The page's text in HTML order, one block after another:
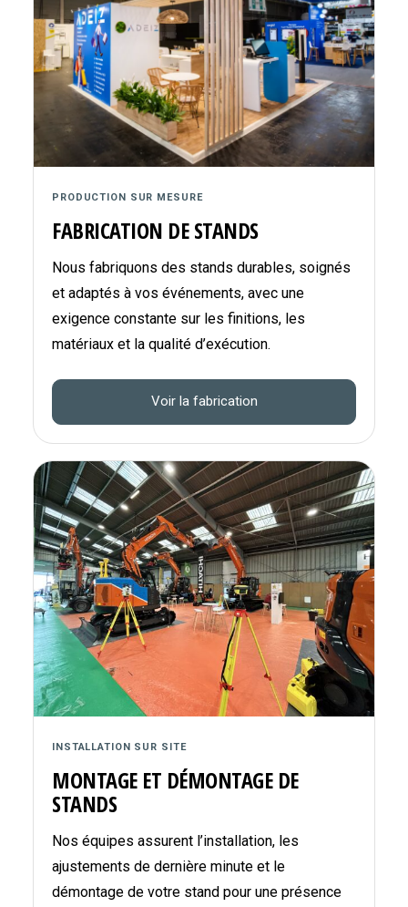
PRODUCTION SUR MESURE
FABRICATION DE STANDS
Nous fabriquons des stands durables, soignés
et adaptés à vos événements, avec une
exigence constante sur les finitions, les
matériaux et la qualité d’exécution.
Voir la fabrication
INSTALLATION SUR SITE
MONTAGE ET DÉMONTAGE DE
STANDS
Nos équipes assurent l’installation, les
ajustements de dernière minute et le
démontage de votre stand pour une présence